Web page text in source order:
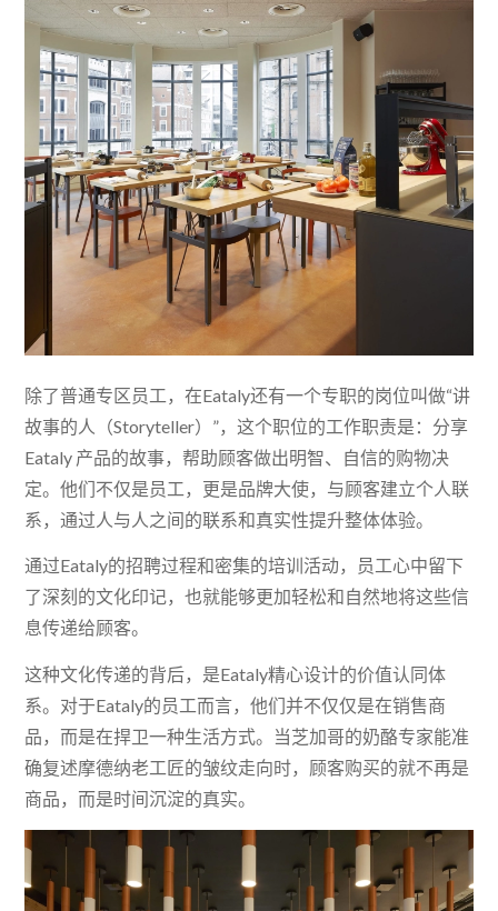
除了普通专区员工，在Eataly还有一个专职的岗位叫做“讲
故事的人（Storyteller）”，这个职位的工作职责是：分享
Eataly 产品的故事，帮助顾客做出明智、自信的购物决
定。他们不仅是员工，更是品牌大使，与顾客建立个人联
系，通过人与人之间的联系和真实性提升整体体验。
通过Eataly的招聘过程和密集的培训活动，员工心中留下
了深刻的文化印记，也就能够更加轻松和自然地将这些信
息传递给顾客。
这种文化传递的背后，是Eataly精心设计的价值认同体
系。对于Eataly的员工而言，他们并不仅仅是在销售商
品，而是在捍卫一种生活方式。当芝加哥的奶酪专家能准
确复述摩德纳老工匠的皱纹走向时，顾客购买的就不再是
商品，而是时间沉淀的真实。